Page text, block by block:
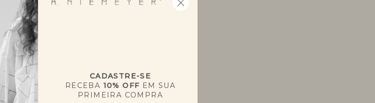
QUEM VIU, VIU TAMBÉM
CADASTRE-SE
RECEBA 10% OFF EM SUA
PRIMEIRA COMPRA